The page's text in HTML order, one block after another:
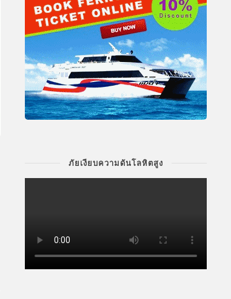
ภัยเงียบความดันโลหิตสูง